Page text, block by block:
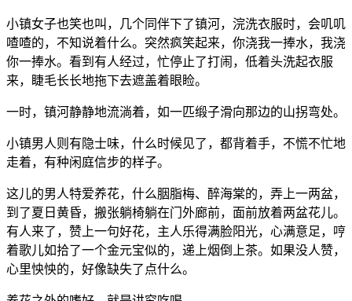
小镇女子也笑也叫，几个同伴下了镇河，浣洗衣服时，会叽叽
喳喳的，不知说着什么。突然疯笑起来，你浇我一捧水，我浇
你一捧水。看到有人经过，忙停止了打闹，低着头洗起衣服
来，睫毛长长地拖下去遮盖着眼睑。
一时，镇河静静地流淌着，如一匹缎子滑向那边的山拐弯处。
小镇男人则有隐士味，什么时候见了，都背着手，不慌不忙地
走着，有种闲庭信步的样子。
这儿的男人特爱养花，什么胭脂梅、醉海棠的，弄上一两盆，
到了夏日黄昏，搬张躺椅躺在门外廊前，面前放着两盆花儿。
有人来了，赞上一句好花，主人乐得满脸阳光，心满意足，哼
着歌儿如拾了一个金元宝似的，递上烟倒上茶。如果没人赞，
心里怏怏的，好像缺失了点什么。